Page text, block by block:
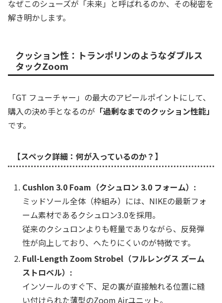
なぜこのシューズが「未来」と呼ばれるのか、その秘密を
解き明かします。
クッション性：トランポリンのようなダブルス
タックZoom
「GT フューチャー」の最大のアピールポイントにして、
購入の決め手となるのが 「過剰なまでのクッション性能」
です。
【スペック詳細：何が入っているのか？】
Cushlon 3.0 Foam（クシュロン 3.0 フォーム）:
ミッドソール全体（枠組み）には、NIKEの最新フォ
ーム素材であるクシュロン3.0を採用。
従来のクシュロンよりも軽量でありながら、反発弾
性が向上しており、へたりにくいのが特徴です。
Full-Length Zoom Strobel（フルレングス ズーム
ストロベル）:
インソールのすぐ下、足の裏が直接触れる位置に縫
い付けられた薄型のZoom Airユニット。